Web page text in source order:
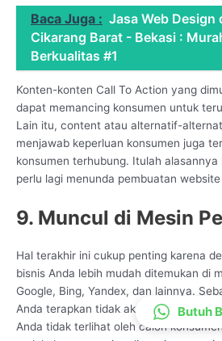
Baca Juga : Jasa Web Design
Cikarang Barat - Bekasi :
Berkualitas #1
Konten-konten Call To Action yang
dapat memancing konsumen untuk
Lain itu, content atau alternatif-
menjawab keperluan konsumen juga
konsumen terhubung. Itulah alasannya
perlu lagi menunda pembuatan
9. Muncul di Mesin
Hal terakhir ini cukup penting karena
bisnis Anda lebih mudah ditemukan di
Google, Bing, Yandex, dan lainnya.
Anda terapkan tidak akan membawa
Anda tidak terlihat oleh calon
Online
Butuh